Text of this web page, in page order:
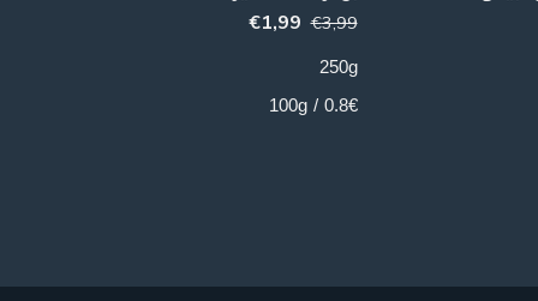
€3,99
€1,99
250g
0.8€ / 100g